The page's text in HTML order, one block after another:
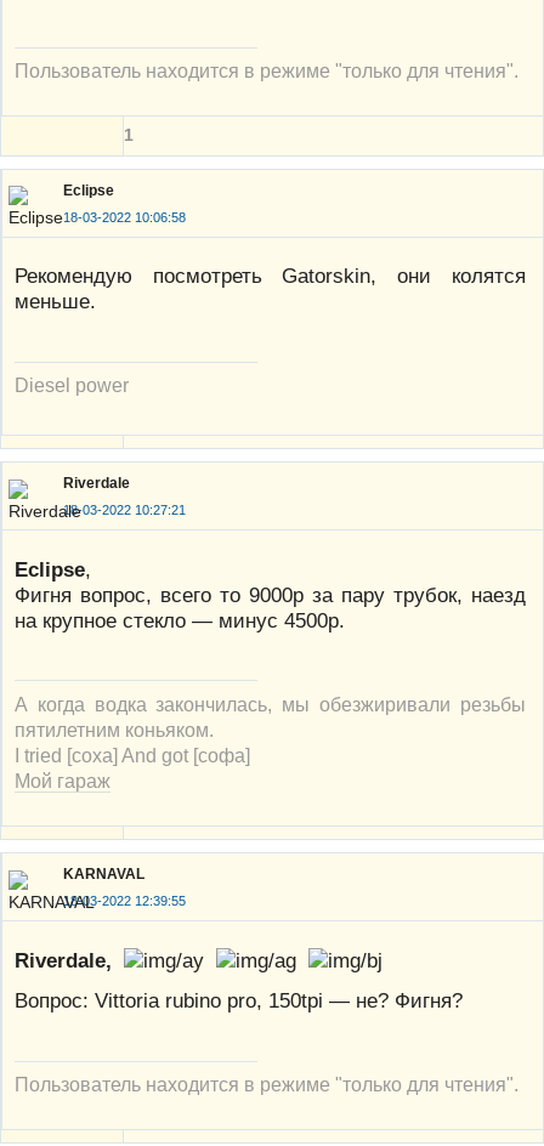
Пользователь находится в режиме "только для чтения".
1
Eclipse
18-03-2022 10:06:58
Рекомендую посмотреть Gatorskin, они колятся
меньше.
Diesel power
Riverdale
18-03-2022 10:27:21
Eclipse,
Фигня вопрос, всего то 9000р за пару трубок, наезд
на крупное стекло — минус 4500р.
А когда водка закончилась, мы обезжиривали резьбы
пятилетним коньяком.
I tried [соха] And got [софа]
Мой гараж
KARNAVAL
18-03-2022 12:39:55
Riverdale,
Вопрос: Vittoria rubino pro, 150tpi — не? Фигня?
Пользователь находится в режиме "только для чтения".